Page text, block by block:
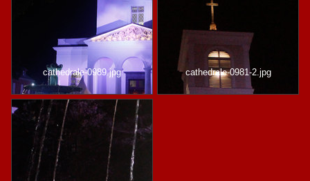
cathedrale-0989.jpg cathedrale-0981-2.jpg